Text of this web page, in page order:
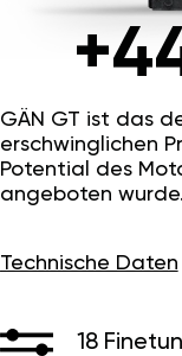
GÄN GT ist das
erschwinglichen
Potential des
angeboten
Technische Daten
18